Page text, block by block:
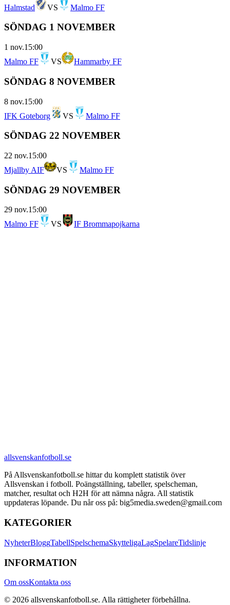
Halmstad VS Malmo FF
SÖNDAG 1 NOVEMBER
1 nov.15:00
Malmo FF
VS Hammarby FF
SÖNDAG 8 NOVEMBER
8 nov.15:00
IFK Goteborg
VS Malmo FF
SÖNDAG 22 NOVEMBER
22 nov.15:00
Mjallby AIF
VS Malmo FF
SÖNDAG 29 NOVEMBER
29 nov.15:00
Malmo FF
VS IF Brommapojkarna
allsvenskanfotboll.se
På Allsvenskanfotboll.se hittar du komplett statistik över
Allsvenskan i fotboll. Poängställning, tabeller, spelscheman,
matcher, resultat och H2H för att nämna några. All statistik
uppdateras löpande. Du når oss på: big5media.sweden@gmail.com
KATEGORIER
NyheterBloggTabellSpelschemaSkytteligaLagSpelareTidslinje
INFORMATION
Om ossKontakta oss
© 2026 allsvenskanfotboll.se. Alla rättigheter förbehållna.